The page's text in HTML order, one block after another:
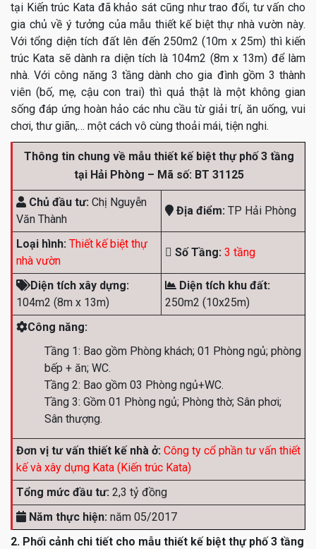
tại Kiến trúc Kata đã khảo sát cũng như trao đổi, tư vấn cho
gia chủ về ý tưởng của mẫu thiết kế biệt thự nhà vườn này.
Với tổng diện tích đất lên đến 250m2 (10m x 25m) thì kiến
trúc Kata sẽ dành ra diện tích là 104m2 (8m x 13m) để làm
nhà. Với công năng 3 tầng dành cho gia đình gồm 3 thành
viên (bố, mẹ, cậu con trai) thì quả thật là một không gian
sống đáp ứng hoàn hảo các nhu cầu từ giải trí, ăn uống, vui
chơi, thư giãn,… một cách vô cùng thoải mái, tiện nghi.
Thông tin chung về mẫu thiết kế biệt thự phố 3 tầng
tại Hải Phòng – Mã số: BT 31125
Chủ đầu tư: Chị Nguyễn
Văn Thành
Địa điểm: TP Hải Phòng
Loại hình: Thiết kế biệt thự
nhà vườn
Số Tầng: 3 tầng
Diện tích xây dựng:
104m2 (8m x 13m)
Diện tích khu đất:
250m2 (10x25m)
Công năng:
Tầng 1: Bao gồm Phòng khách; 01 Phòng ngủ; phòng
bếp + ăn; WC.
Tầng 2: Bao gồm 03 Phòng ngủ+WC.
Tầng 3: Gồm 01 Phòng ngủ; Phòng thờ; Sân phơi;
Sân thượng.
Đơn vị tư vấn thiết kế nhà ở: Công ty cổ phần tư vấn thiết
kế và xây dựng Kata (Kiến trúc Kata)
Tổng mức đầu tư: 2,3 tỷ đồng
Năm thực hiện: năm 05/2017
2. Phối cảnh chi tiết cho mẫu thiết kế biệt thự phố 3 tầng